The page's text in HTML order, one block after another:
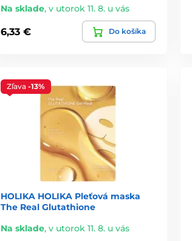
výsledok už počas krátkej aplikácie.
Na sklade, v utorok 11. 8. u vás
6,33 € Do košíka
Zľava -13%
HOLIKA HOLIKA Pleťová maska
The Real Glutathione
Na sklade, v utorok 11. 8. u vás